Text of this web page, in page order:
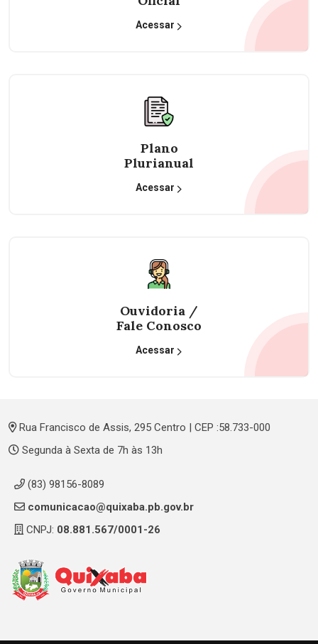
Acessar
Plano
Plurianual
Acessar
Ouvidoria /
Fale Conosco
Acessar
Rua Francisco de Assis, 295 Centro | CEP :58.733-000
Segunda à Sexta de 7h às 13h
(83) 98156-8089
comunicacao@quixaba.pb.gov.br
CNPJ: 08.881.567/0001-26